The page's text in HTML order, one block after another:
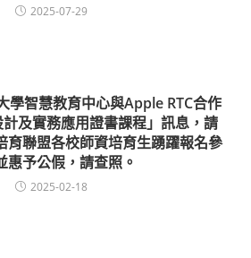
2025-07-29
學智慧教育中心與Apple RTC合作
及實務應用證書課程」訊息，請
育聯盟各校師資培育生踴躍報名參
惠予公假，請查照。
2025-02-18